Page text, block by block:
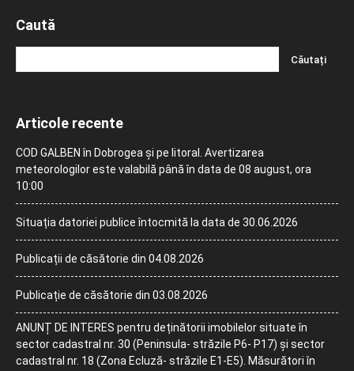
Caută
Articole recente
COD GALBEN în Dobrogea și pe litoral. Avertizarea
meteorologilor este valabilă până în data de 08 august, ora
10:00
Situația datoriei publice întocmită la data de 30.06.2026
Publicații de căsătorie din 04.08.2026
Publicație de căsătorie din 03.08.2026
ANUNȚ DE INTERES pentru deținătorii imobilelor situate în
sector cadastral nr. 30 (Peninsula- străzile P6- P17) și sector
cadastral nr. 18 (Zona Ecluză- străzile E1-E5). Măsurători în